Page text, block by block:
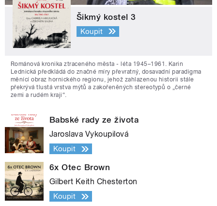
Šikmý kostel 3
Koupit
Románová kronika ztraceného města - léta 1945–1961. Karin
Lednická předkládá do značné míry převratný, dosavadní paradigma
měnící obraz hornického regionu, jehož zahlazenou historii stále
překrývá tlustá vrstva mýtů a zakořeněných stereotypů o „černé
zemi a rudém kraji“.
Babské rady ze života
Jaroslava Vykoupilová
Koupit
6x Otec Brown
Gilbert Keith Chesterton
Koupit